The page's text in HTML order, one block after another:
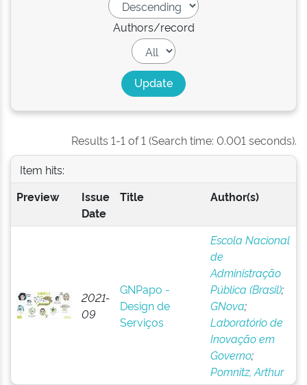
Authors/record
Results 1-1 of 1 (Search time: 0.001 seconds).
Item hits:
Preview
Issue
Date
Title Author(s)
2021-
09
GNPapo -
Design de
Serviços
Escola Nacional
de
Administração
Pública (Brasil);
GNova;
Laboratório de
Inovação em
Governo;
Pomnitz, Arthur